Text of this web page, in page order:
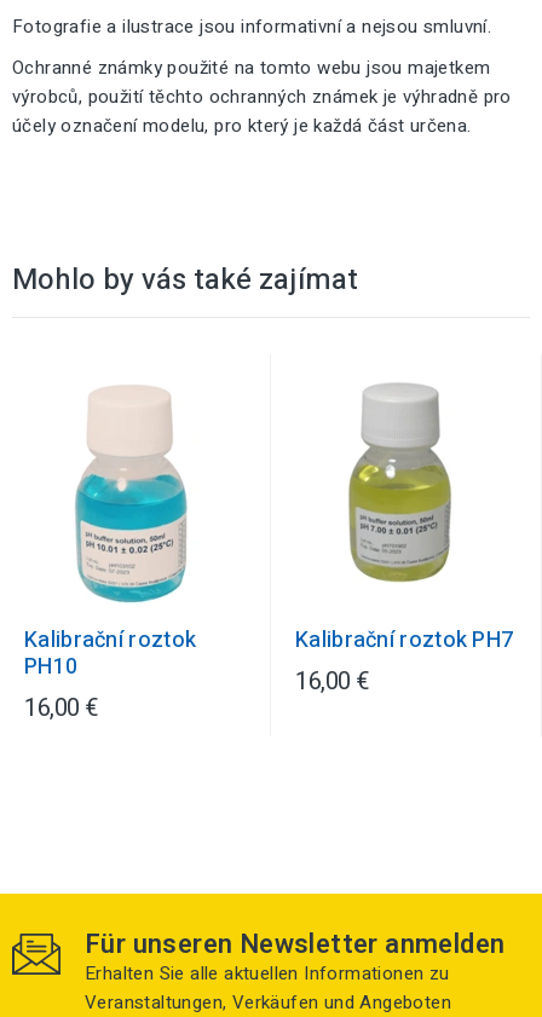
Fotografie a ilustrace jsou informativní a nejsou smluvní.
Ochranné známky použité na tomto webu jsou majetkem
výrobců, použití těchto ochranných známek je výhradně pro
účely označení modelu, pro který je každá část určena.
Mohlo by vás také zajímat
Kalibrační roztok
PH10
16,00 €
Kalibrační roztok PH7
16,00 €
Für unseren Newsletter anmelden
Erhalten Sie alle aktuellen Informationen zu
Veranstaltungen, Verkäufen und Angeboten